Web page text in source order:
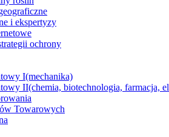
i ekspertyzy
ochrony
I(mechanika)
II(chemia, biotechnologia, farmacja,
Towarowych